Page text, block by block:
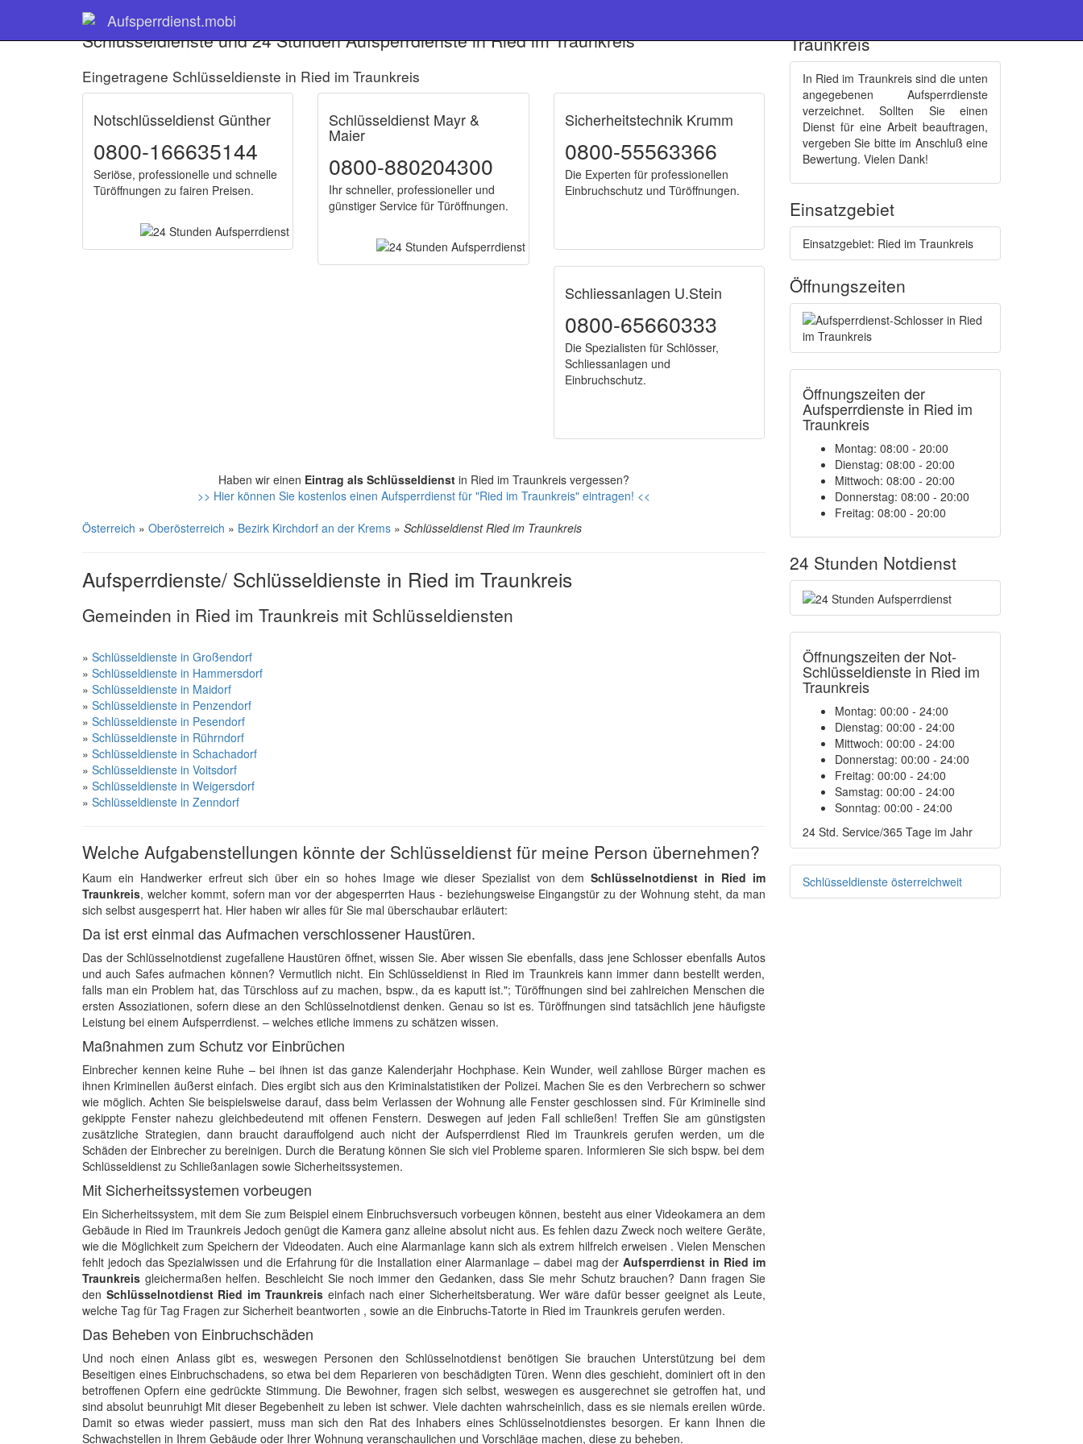
Aufsperrdienst.mobi
Schlüsseldienste und 24 Stunden Aufsperrdienste in Ried im Traunkreis
Eingetragene Schlüsseldienste in Ried im Traunkreis
Notschlüsseldienst Günther
0800-166635144
Seriöse, professionelle und schnelle
Türöffnungen zu fairen Preisen.
Schlüsseldienst Mayr &
Maier
0800-880204300
Ihr schneller, professioneller und
günstiger Service für Türöffnungen.
Sicherheitstechnik Krumm
0800-55563366
Die Experten für professionellen
Einbruchschutz und Türöffnungen.
Schliessanlagen U.Stein
0800-65660333
Die Spezialisten für Schlösser,
Schliessanlagen und
Einbruchschutz.
Haben wir einen Eintrag als Schlüsseldienstin Ried im Traunkreis vergessen?
>> Hier können Sie kostenlos einen Aufsperrdienst für "Ried im Traunkreis" eintragen! <<
Österreich » Oberösterreich » Bezirk Kirchdorf an der Krems » Schlüsseldienst Ried im Traunkreis
Aufsperrdienste/ Schlüsseldienste in Ried im Traunkreis
Gemeinden in Ried im Traunkreis mit Schlüsseldiensten
» Schlüsseldienste in Großendorf
» Schlüsseldienste in Hammersdorf
» Schlüsseldienste in Maidorf
» Schlüsseldienste in Penzendorf
» Schlüsseldienste in Pesendorf
» Schlüsseldienste in Rührndorf
» Schlüsseldienste in Schachadorf
» Schlüsseldienste in Voitsdorf
» Schlüsseldienste in Weigersdorf
» Schlüsseldienste in Zenndorf
Welche Aufgabenstellungen könnte der Schlüsseldienst für meine Person übernehmen?
Kaum ein Handwerker erfreut sich über ein so hohes Image wie dieser Spezialist von dem Schlüsselnotdienst in Ried im
Traunkreis, welcher kommt, sofern man vor der abgesperrten Haus - beziehungsweise Eingangstür zu der Wohnung steht, da man
sich selbst ausgesperrt hat. Hier haben wir alles für Sie mal überschaubar erläutert:
Da ist erst einmal das Aufmachen verschlossener Haustüren.
Das der Schlüsselnotdienst zugefallene Haustüren öffnet, wissen Sie. Aber wissen Sie ebenfalls, dass jene Schlosser ebenfalls Autos
und auch Safes aufmachen können? Vermutlich nicht. Ein Schlüsseldienst in Ried im Traunkreis kann immer dann bestellt werden,
falls man ein Problem hat, das Türschloss auf zu machen, bspw., da es kaputt ist."; Türöffnungen sind bei zahlreichen Menschen die
ersten Assoziationen, sofern diese an den Schlüsselnotdienst denken. Genau so ist es. Türöffnungen sind tatsächlich jene häufigste
Leistung bei einem Aufsperrdienst. – welches etliche immens zu schätzen wissen.
Maßnahmen zum Schutz vor Einbrüchen
Einbrecher kennen keine Ruhe – bei ihnen ist das ganze Kalenderjahr Hochphase. Kein Wunder, weil zahllose Bürger machen es
ihnen Kriminellen äußerst einfach. Dies ergibt sich aus den Kriminalstatistiken der Polizei. Machen Sie es den Verbrechern so schwer
wie möglich. Achten Sie beispielsweise darauf, dass beim Verlassen der Wohnung alle Fenster geschlossen sind. Für Kriminelle sind
gekippte Fenster nahezu gleichbedeutend mit offenen Fenstern. Deswegen auf jeden Fall schließen! Treffen Sie am günstigsten
zusätzliche Strategien, dann braucht darauffolgend auch nicht der Aufsperrdienst Ried im Traunkreis gerufen werden, um die
Schäden der Einbrecher zu bereinigen. Durch die Beratung können Sie sich viel Probleme sparen. Informieren Sie sich bspw. bei dem
Schlüsseldienst zu Schließanlagen sowie Sicherheitssystemen.
Mit Sicherheitssystemen vorbeugen
Ein Sicherheitssystem, mit dem Sie zum Beispiel einem Einbruchsversuch vorbeugen können, besteht aus einer Videokamera an dem
Gebäude in Ried im Traunkreis Jedoch genügt die Kamera ganz alleine absolut nicht aus. Es fehlen dazu Zweck noch weitere Geräte,
wie die Möglichkeit zum Speichern der Videodaten. Auch eine Alarmanlage kann sich als extrem hilfreich erweisen . Vielen Menschen
fehlt jedoch das Spezialwissen und die Erfahrung für die Installation einer Alarmanlage – dabei mag derAufsperrdienst in Ried im
Traunkreis gleichermaßen helfen. Beschleicht Sie noch immer den Gedanken, dass Sie mehr Schutz brauchen? Dann fragen Sie
den Schlüsselnotdienst Ried im Traunkreiseinfach nach einer Sicherheitsberatung. Wer wäre dafür besser geeignet als Leute,
welche Tag für Tag Fragen zur Sicherheit beantworten , sowie an die Einbruchs-Tatorte in Ried im Traunkreis gerufen werden.
Das Beheben von Einbruchschäden
Und noch einen Anlass gibt es, weswegen Personen den Schlüsselnotdienst benötigen Sie brauchen Unterstützung bei dem
Beseitigen eines Einbruchschadens, so etwa bei dem Reparieren von beschädigten Türen. Wenn dies geschieht, dominiert oft in den
betroffenen Opfern eine gedrückte Stimmung. Die Bewohner, fragen sich selbst, weswegen es ausgerechnet sie getroffen hat, und
sind absolut beunruhigt Mit dieser Begebenheit zu leben ist schwer. Viele dachten wahrscheinlich, dass es sie niemals ereilen würde.
Damit so etwas wieder passiert, muss man sich den Rat des Inhabers eines Schlüsselnotdienstes besorgen. Er kann Ihnen die
Schwachstellen in Ihrem Gebäude oder Ihrer Wohnung veranschaulichen und Vorschläge machen, diese zu beheben.
Traunkreis
In Ried im Traunkreis sind die unten
angegebenen Aufsperrdienste
verzeichnet. Sollten Sie einen
Dienst für eine Arbeit beauftragen,
vergeben Sie bitte im Anschluß eine
Bewertung. Vielen Dank!
Einsatzgebiet
Einsatzgebiet: Ried im Traunkreis
Öffnungszeiten
Öffnungszeiten der
Aufsperrdienste in Ried im
Traunkreis
Montag: 08:00 - 20:00
Dienstag: 08:00 - 20:00
Mittwoch: 08:00 - 20:00
Donnerstag: 08:00 - 20:00
Freitag: 08:00 - 20:00
24 Stunden Notdienst
Öffnungszeiten der Not-
Schlüsseldienste in Ried im
Traunkreis
Montag: 00:00 - 24:00
Dienstag: 00:00 - 24:00
Mittwoch: 00:00 - 24:00
Donnerstag: 00:00 - 24:00
Freitag: 00:00 - 24:00
Samstag: 00:00 - 24:00
Sonntag: 00:00 - 24:00
24 Std. Service/365 Tage im Jahr
Schlüsseldienste österreichweit